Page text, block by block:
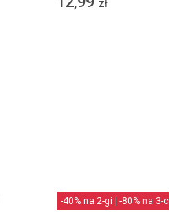
zł
-40% na 2-gi | -80% na 3-